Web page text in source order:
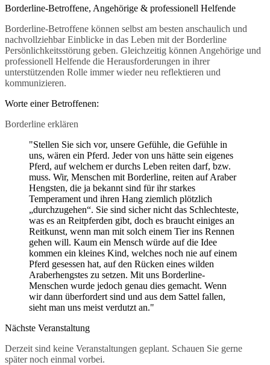
Borderline-Betroffene, Angehörige & professionell Helfende
Borderline-Betroffene können selbst am besten anschaulich und
nachvollziehbar Einblicke in das Leben mit der Borderline
Persönlichkeitsstörung geben. Gleichzeitig können Angehörige und
professionell Helfende die Herausforderungen in ihrer
unterstützenden Rolle immer wieder neu reflektieren und
kommunizieren.
Worte einer Betroffenen:
Borderline erklären
"Stellen Sie sich vor, unsere Gefühle, die Gefühle in
uns, wären ein Pferd. Jeder von uns hätte sein eigenes
Pferd, auf welchem er durchs Leben reiten darf, bzw.
muss. Wir, Menschen mit Borderline, reiten auf Araber
Hengsten, die ja bekannt sind für ihr starkes
Temperament und ihren Hang ziemlich plötzlich
„durchzugehen“. Sie sind sicher nicht das Schlechteste,
was es an Reitpferden gibt, doch es braucht einiges an
Reitkunst, wenn man mit solch einem Tier ins Rennen
gehen will. Kaum ein Mensch würde auf die Idee
kommen ein kleines Kind, welches noch nie auf einem
Pferd gesessen hat, auf den Rücken eines wilden
Araberhengstes zu setzen. Mit uns Borderline-
Menschen wurde jedoch genau dies gemacht. Wenn
wir dann überfordert sind und aus dem Sattel fallen,
sieht man uns meist verdutzt an."
Nächste Veranstaltung
Derzeit sind keine Veranstaltungen geplant. Schauen Sie gerne
später noch einmal vorbei.